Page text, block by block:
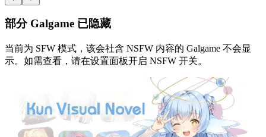
部分 Galgame 已隐藏
当前为 SFW 模式，该会社含 NSFW 内容的 Galgame 不会显
示。如需查看，请在设置面板开启 NSFW 开关。